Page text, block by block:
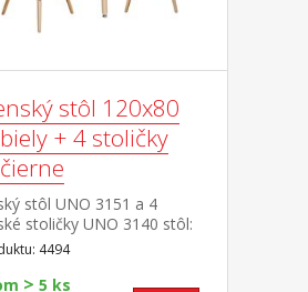
stôl 120x80
+ 4 stoličky
stôl UNO 3151 a 4
stoličky UNO 3140 stôl:
farebné prevedenie
konštrukcia, farebné
biela okrúhle nohy,
4494
> 5 ks